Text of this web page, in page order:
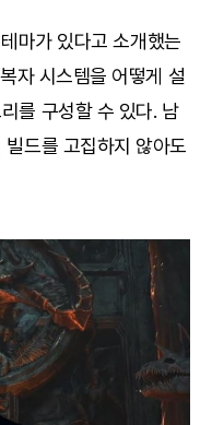
마가 있다고 소개했는
자 시스템을 어떻게 설
를 구성할 수 있다. 남
드를 고집하지 않아도